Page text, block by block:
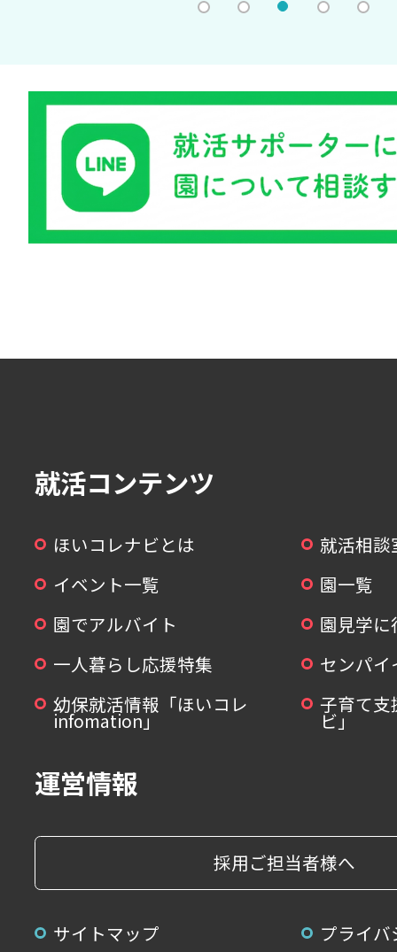
就活コンテンツ
ほいコレナビとは
就活相談
イベント一覧
園一覧
園でアルバイト
園見学
一人暮らし応援特集
センパ
幼保就活情報「ほいコレ
infomation」
子育て支
ビ」
運営情報
採用ご担当者様へ
サイトマップ プライ